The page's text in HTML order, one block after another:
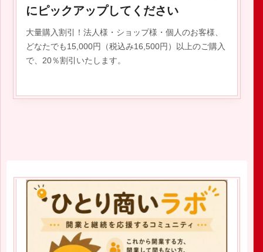
にピックアップしてください
大量購入割引！法人様・ショップ様・個人のお客様、
どなたでも15,000円（税込み16,500円）以上のご購入
で、20％割引いたします。